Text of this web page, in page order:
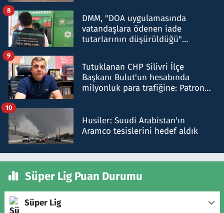
DMM, "DOA uygulamasında
vatandaşlara ödenen iade
tutarlarının düşürüldüğü"
8
Tutuklanan CHP Silivri İlçe
Başkanı Bulut'un hesabında
milyonluk para trafiğine: Patron
9
Husiler: Suudi Arabistan'ın
Aramco tesislerini hedef aldık
10
Süper Lig Puan Durumu
Süper Lig